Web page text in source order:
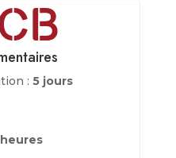
: 5 jours